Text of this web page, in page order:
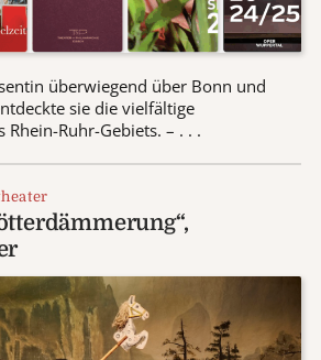
überwiegend über Bonn und
sie die vielfältige
Ruhr-Gebiets. – . . .